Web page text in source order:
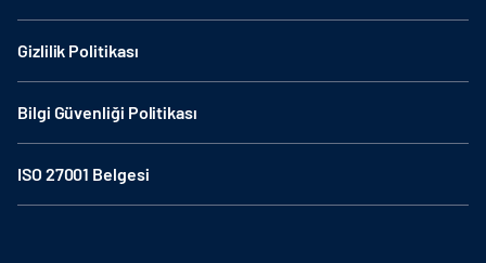
Gizlilik Politikası
Bilgi Güvenliği Politikası
ISO 27001 Belgesi